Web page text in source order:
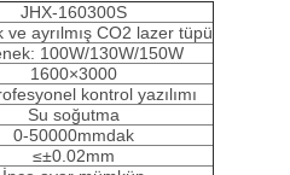
JHX-160300S
ve ayrılmış CO2 lazer tüpü
100W/130W/150W
1600×3000
kontrol yazılımı
Su soğutma
0-50000mmdak
≤±0.02mm